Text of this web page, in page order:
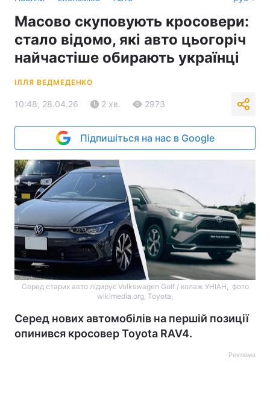
Масово скуповують кросовери:
стало відомо, які авто цьогоріч
найчастіше обирають українці
ІЛЛЯ ВЕДМЕДЕНКО
10:48, 28.04.26 2 хв. 2973
Підпишіться на нас в Google
Серед старих авто лідирує Volkswagen Golf / колаж УНІАН, фото
wikimedia.org, Toyota,
Серед нових автомобілів на першій позиції
опинився кросовер Toyota RAV4.
Реклама